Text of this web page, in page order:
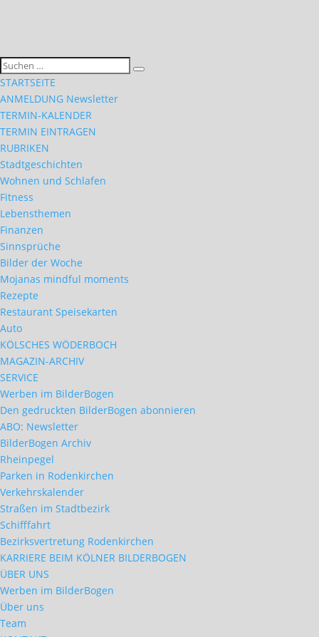
STARTSEITE
ANMELDUNG Newsletter
TERMIN-KALENDER
TERMIN EINTRAGEN
RUBRIKEN
Stadtgeschichten
Wohnen und Schlafen
Fitness
Lebensthemen
Finanzen
Sinnsprüche
Bilder der Woche
Mojanas mindful moments
Rezepte
Restaurant Speisekarten
Auto
KÖLSCHES WÖDERBOCH
MAGAZIN-ARCHIV
SERVICE
Werben im BilderBogen
Den gedruckten BilderBogen abonnieren
ABO: Newsletter
BilderBogen Archiv
Rheinpegel
Parken in Rodenkirchen
Verkehrskalender
Straßen im Stadtbezirk
Schifffahrt
Bezirksvertretung Rodenkirchen
KARRIERE BEIM KÖLNER BILDERBOGEN
ÜBER UNS
Werben im BilderBogen
Über uns
Team